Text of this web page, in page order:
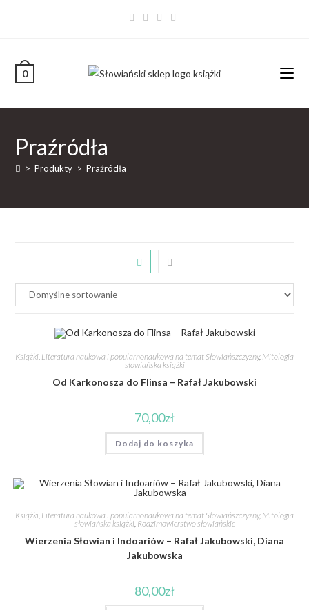
0
Praźródła
> Produkty > Praźródła
Książki, Literatura naukowa i popularnonaukowa na temat Słowiańszczyzny, Mitologia
słowiańska książki
Od Karkonosza do Flinsa – Rafał Jakubowski
70,00zł
Dodaj do koszyka
Książki Literatura naukowa i popularnonaukowa na temat Słowiańszczyzny, Mitologia
słowiańska książki, Rodzimowierstwo słowiańskie
Wierzenia Słowian i Indoariów – Rafał Jakubowski, Diana
Jakubowska
80,00zł